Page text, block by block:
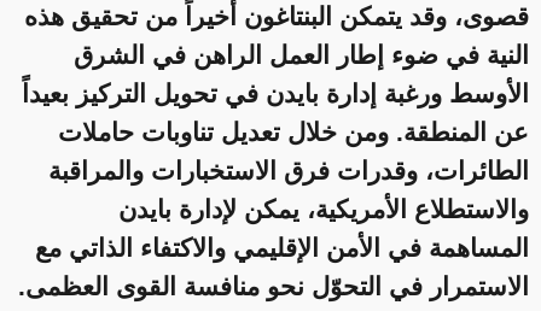
قصوى، وقد يتمكن البنتاغون أخيراً من تحقيق هذه
النية في ضوء إطار العمل الراهن في الشرق
الأوسط ورغبة إدارة بايدن في تحويل التركيز بعيداً
عن المنطقة. ومن خلال تعديل تناوبات حاملات
الطائرات، وقدرات فرق الاستخبارات والمراقبة
والاستطلاع الأمريكية، يمكن لإدارة بايدن
المساهمة في الأمن الإقليمي والاكتفاء الذاتي مع
الاستمرار في التحوّل نحو منافسة القوى العظمى.